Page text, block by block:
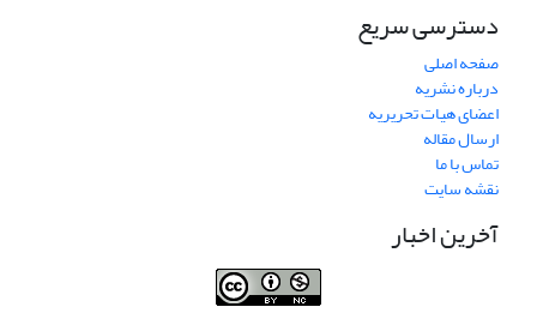
دسترسی سریع
صفحه اصلی
درباره نشریه
اعضای هیات تحریریه
ارسال مقاله
تماس با ما
نقشه سایت
آخرین اخبار